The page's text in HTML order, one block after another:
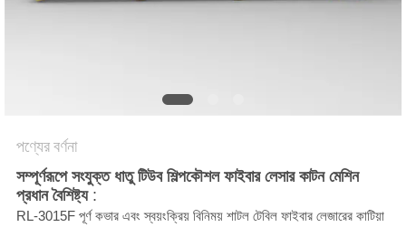
PRIVACY
POLICY
পণ্যের বর্ণনা
সম্পূর্ণরূপে সংযুক্ত ধাতু টিউব শিল্পকৌশল ফাইবার লেসার কাটন মেশিন
প্রধান বৈশিষ্ট্য:
RL-3015F পূর্ণ কভার এবং স্বয়ংক্রিয় বিনিময় শাটল টেবিল ফাইবার লেজারের কাটিয়া